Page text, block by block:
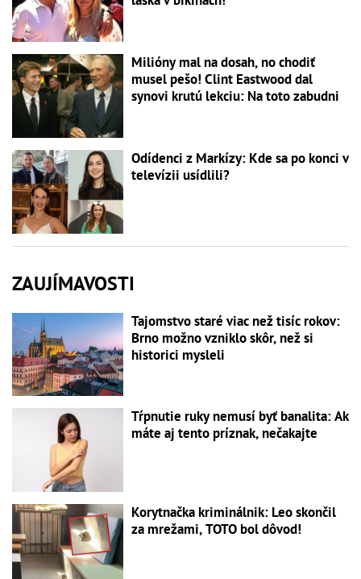
Milióny mal na dosah, no chodiť
musel pešo! Clint Eastwood dal
synovi krutú lekciu: Na toto zabudni
Odídenci z Markízy: Kde sa po konci v
televízii usídlili?
ZAUJÍMAVOSTI
Tajomstvo staré viac než tisíc rokov:
Brno možno vzniklo skôr, než si
historici mysleli
Tŕpnutie ruky nemusí byť banalita: Ak
máte aj tento príznak, nečakajte
Korytnačka kriminálnik: Leo skončil
za mrežami, TOTO bol dôvod!